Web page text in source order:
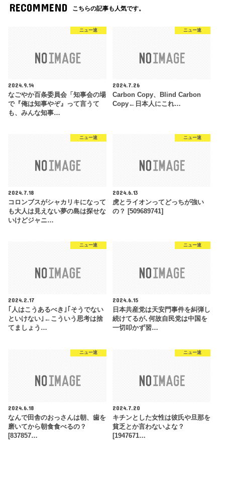
RECOMMEND こちらの記事も人気です。
ニュー速
2024.9.14
なごやか百条委員会「知事会の場
で『俺は知事やぞ』って言うて
も、みんな知事…
ニュー速
2024.7.26
Carbon Copy、Blind Carbon
Copy←日本人にこれ…
ニュー速
2024.7.18
コロンブスがシャカリキになって
も大人は見えない夢の島は探せな
いけどジャニ…
ニュー速
2024.6.13
虎とライオンってどっちが強い
の？ [509689741]
ニュー速
2024.2.17
｢人はこうあるべき｣｢そうでない
といけない｣←こういう思考は捨
てましょう…
ニュー速
2024.6.15
日本共産党は天安門事件を糾弾し
続けてるが､何故自民党は中国を
一切叩かず習…
ニュー速
2024.6.18
なんで田舎のおっさんは朝、歯を
磨いてから朝食食べるの？
[837857…
ニュー速
2024.7.20
キチンとした女性は彼氏や旦那を
貧乏とか言わないよな？
[1947671…